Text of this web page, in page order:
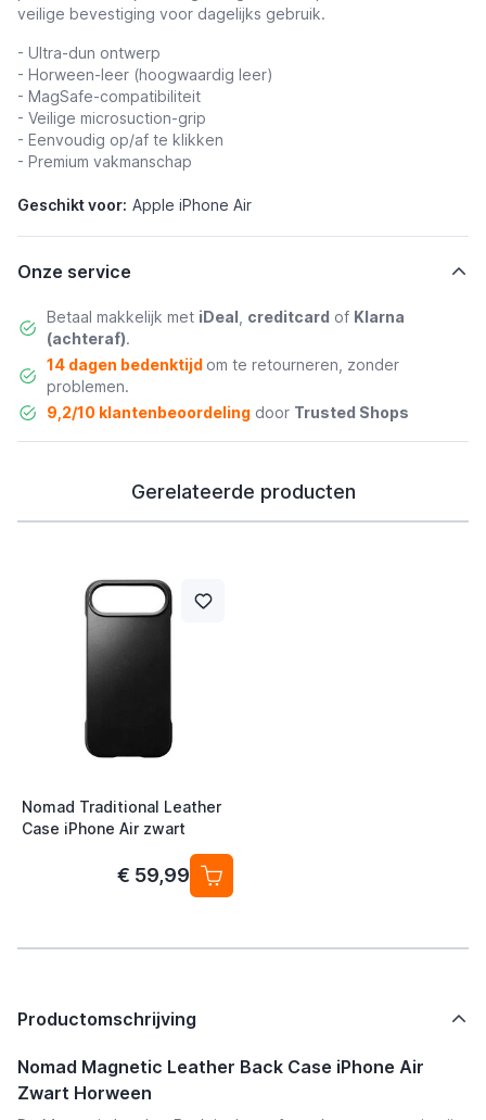
veilige bevestiging voor dagelijks gebruik.
- Ultra-dun ontwerp
- Horween-leer (hoogwaardig leer)
- MagSafe-compatibiliteit
- Veilige microsuction-grip
- Eenvoudig op/af te klikken
- Premium vakmanschap
Geschikt voor: Apple iPhone Air
Onze service
Betaal makkelijk met iDeal creditcard of Klarna
(achteraf).
14 dagen bedenktijd om te retourneren, zonder
problemen.
9,2/10 klantenbeoordelingdoor Trusted Shops
Gerelateerde producten
Nomad Traditional Leather
Case iPhone Air zwart
€ 59,99
Productomschrijving
Nomad Magnetic Leather Back Case iPhone Air
Zwart Horween